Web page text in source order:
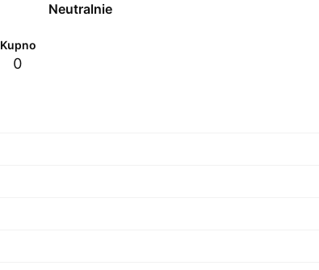
Neutralnie
Kupno
0